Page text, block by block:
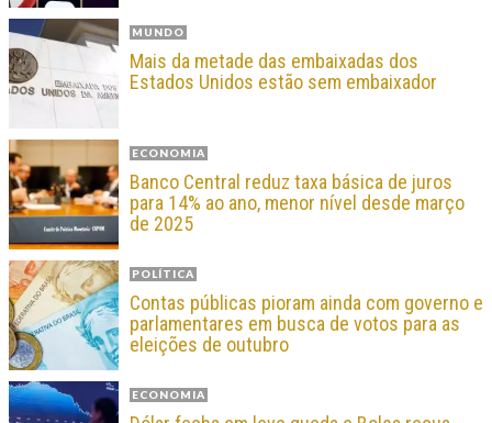
MUNDO
Mais da metade das embaixadas dos
Estados Unidos estão sem embaixador
ECONOMIA
Banco Central reduz taxa básica de juros
para 14% ao ano, menor nível desde março
de 2025
POLÍTICA
Contas públicas pioram ainda com governo e
parlamentares em busca de votos para as
eleições de outubro
ECONOMIA